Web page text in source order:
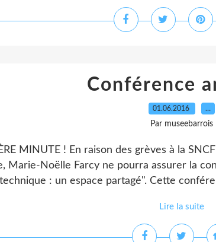
Conférence
01.06.2016 …
Par museebarrois
MINUTE ! En raison des grèves à la
Marie-Noëlle Farcy ne pourra assurer la
: un espace partagé". Cette
Lire la suite